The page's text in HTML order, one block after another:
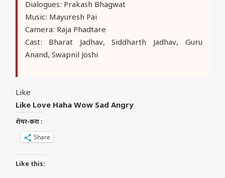
Dialogues: Prakash Bhagwat
Music: Mayuresh Pai
Camera: Raja Phadtare
Cast: Bharat Jadhav, Siddharth Jadhav, Guru
Anand, Swapnil Joshi
Like
Like Love Haha Wow Sad Angry
शेयर-करा :
Share
Like this: